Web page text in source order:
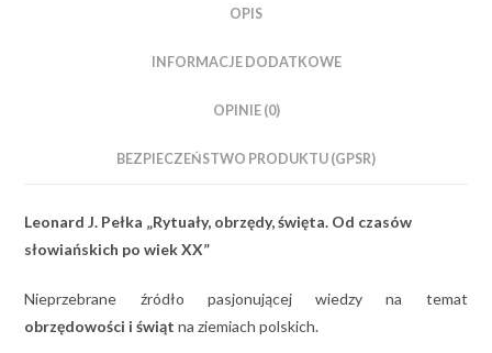
OPIS
INFORMACJE DODATKOWE
OPINIE (0)
BEZPIECZEŃSTWO PRODUKTU (GPSR)
Leonard J. Pełka „Rytuały, obrzędy, święta. Od czasów
słowiańskich po wiek XX”
Nieprzebrane źródło pasjonującej wiedzy na temat
obrzędowości i świąt na ziemiach polskich.